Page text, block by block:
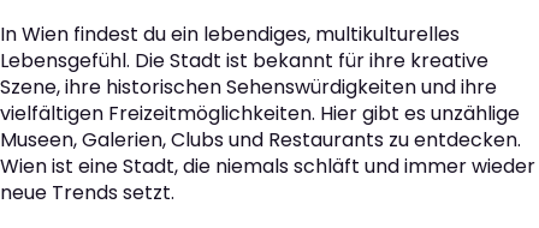
In Wien findest du ein lebendiges, multikulturelles
Lebensgefühl. Die Stadt ist bekannt für ihre kreative
Szene, ihre historischen Sehenswürdigkeiten und ihre
vielfältigen Freizeitmöglichkeiten. Hier gibt es unzählige
Museen, Galerien, Clubs und Restaurants zu entdecken.
Wien ist eine Stadt, die niemals schläft und immer wieder
neue Trends setzt.